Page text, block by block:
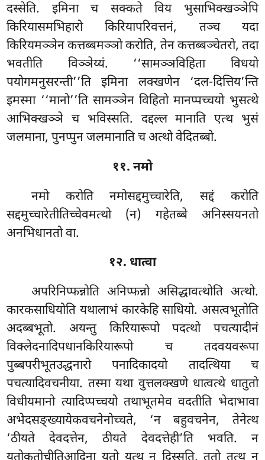
दस्सेति. इमिना च सक्कते विय भुसाभिक्खञ्ञेपि
किरियासमभिहारो किरियापरिवत्तनं, तञ्च यदा
किरियमञ्ञेन कत्तब्बमञ्ञो करोति, तेन कत्तब्बञ्चेतरो, तदा
भवतीति विञ्ञेय्यं. ‘‘सामञ्ञविहिता विधयो
पयोगमनुसरन्ती’’ति इमिना लक्खणेन ‘दल-दित्तिय’न्ति
इमस्मा ‘‘मानो’’ति सामञ्ञेन विहितो मानप्पच्चयो भुसत्थे
आभिक्खञ्ञे च भविस्सति. दद्दल्ल मानाति एत्थ भुसं
जलमाना, पुनप्पुन जलमानाति च अत्थो वेदितब्बो.
११. नमो
नमो करोति नमोसद्दमुच्चारेति, सद्दं करोति
सद्दमुच्चारेतीतिच्चेवमत्थो (न) गहेतब्बे अनिस्सयनतो
अनभिधानतो वा.
१२. धात्वा
अपरिनिप्फन्नोति अनिप्फन्नो असिद्धावत्थोति अत्थो.
कारकसाधियोति यथालाभं कारकेहि साधियो. असत्वभूतोति
अदब्बभूतो. अयन्तु किरियारूपो पदत्थो पचत्यादीनं
विक्लेदनादिपधानकिरियारूपो च तदवयवरूपा
पुब्बपरीभूतउद्धनारो पनादिकादयो तादत्थिया च
पचत्यादिवचनीया. तस्मा यथा वुत्तलक्खणे धात्वत्थे धातुतो
विधीयमानो त्यादिप्पच्चयो तथाभूतमेववदतीति भेदाभावा
अभेदसङ्ख्यायेकवचनेनोच्चते, ‘न बहुवचनेन, तेनेत्थ
‘ठीयते देवदत्तेन, ठीयते देवदत्तेही’ति भवति. न